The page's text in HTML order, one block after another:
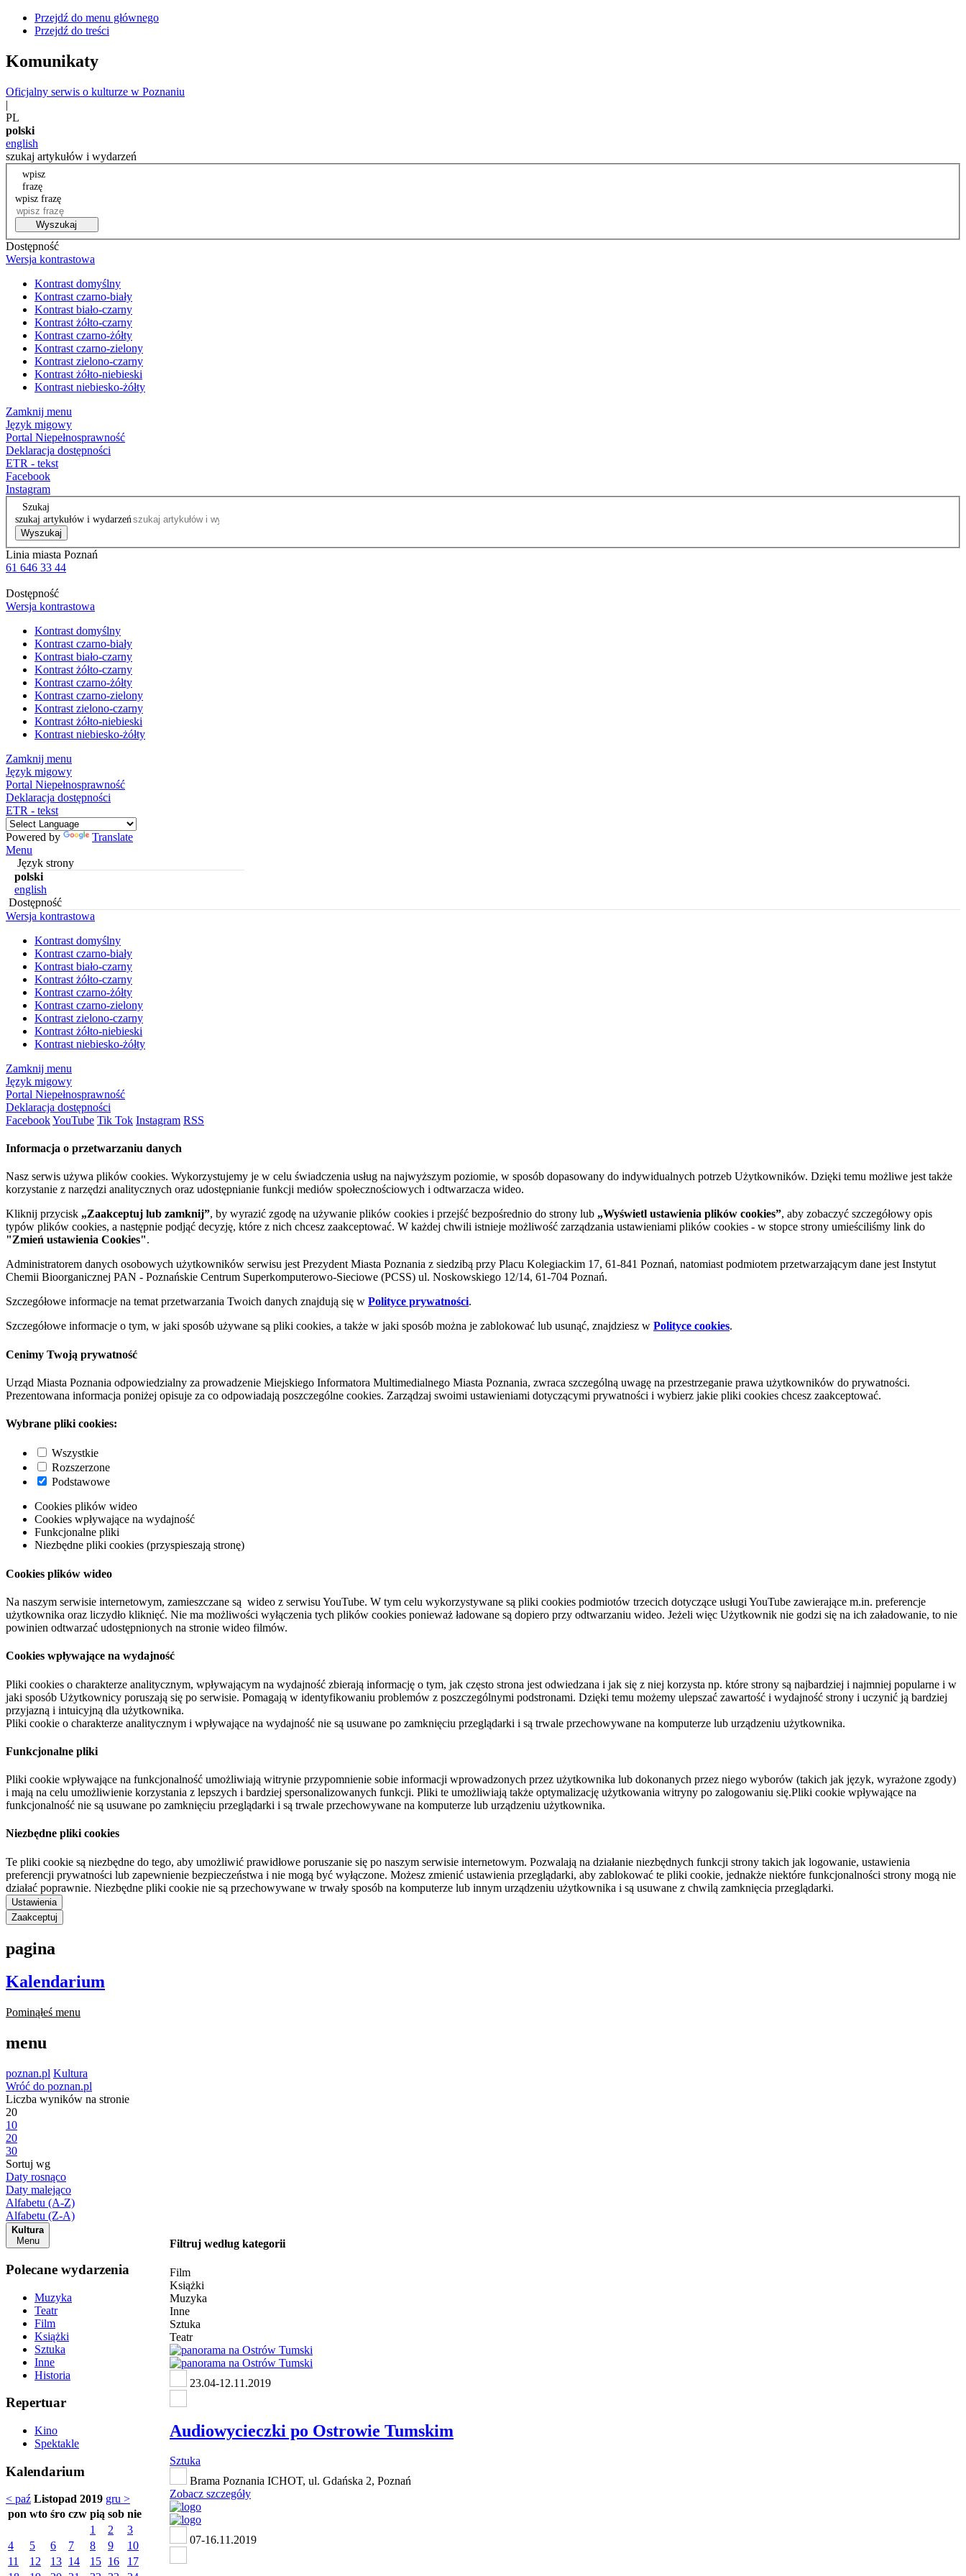
Przejdź do menu głównego
Przejdź do treści
Komunikaty
Oficjalny serwis o kulturze w Poznaniu
|
PL
polski
english
szukaj artykułów i wydarzeń
wpisz
frazę
wpisz frazę
Wyszukaj
Dostępność
Wersja kontrastowa
Kontrast domyślny
Kontrast czarno-biały
Kontrast biało-czarny
Kontrast żółto-czarny
Kontrast czarno-żółty
Kontrast czarno-zielony
Kontrast zielono-czarny
Kontrast żółto-niebieski
Kontrast niebiesko-żółty
Zamknij menu
Język migowy
Portal Niepełnosprawność
Deklaracja dostępności
ETR - tekst
Facebook
Instagram
Szukaj
szukaj artykułów i wydarzeń
Wyszukaj
Linia miasta Poznań
61 646 33 44
Dostępność
Wersja kontrastowa
Kontrast domyślny
Kontrast czarno-biały
Kontrast biało-czarny
Kontrast żółto-czarny
Kontrast czarno-żółty
Kontrast czarno-zielony
Kontrast zielono-czarny
Kontrast żółto-niebieski
Kontrast niebiesko-żółty
Zamknij menu
Język migowy
Portal Niepełnosprawność
Deklaracja dostępności
ETR - tekst
Powered by
Translate
Menu
Język strony
polski
english
Dostępność
Wersja kontrastowa
Kontrast domyślny
Kontrast czarno-biały
Kontrast biało-czarny
Kontrast żółto-czarny
Kontrast czarno-żółty
Kontrast czarno-zielony
Kontrast zielono-czarny
Kontrast żółto-niebieski
Kontrast niebiesko-żółty
Zamknij menu
Język migowy
Portal Niepełnosprawność
Deklaracja dostępności
FacebookYouTube Tik Tok Instagram RSS
Informacja o przetwarzaniu danych
Nasz serwis używa plików cookies. Wykorzystujemy je w celu świadczenia usług na najwyższym poziomie, w sposób dopasowany do indywidualnych potrzeb Użytkowników. Dzięki temu możliwe jest także
korzystanie z narzędzi analitycznych oraz udostępnianie funkcji mediów społecznościowych i odtwarzacza wideo.
Kliknij przycisk „Zaakceptuj lub zamknij”, by wyrazić zgodę na używanie plików cookies i przejść bezpośrednio do strony lub „Wyświetl ustawienia plików cookies”, aby zobaczyć szczegółowy opis
typów plików cookies, a następnie podjąć decyzję, które z nich chcesz zaakceptować. W każdej chwili istnieje możliwość zarządzania ustawieniami plików cookies - w stopce strony umieściliśmy link do
"Zmień ustawienia Cookies".
Administratorem danych osobowych użytkowników serwisu jest Prezydent Miasta Poznania z siedzibą przy Placu Kolegiackim 17, 61-841 Poznań, natomiast podmiotem przetwarzającym dane jest Instytut
Chemii Bioorganicznej PAN - Poznańskie Centrum Superkomputerowo-Sieciowe (PCSS) ul. Noskowskiego 12/14, 61-704 Poznań.
Szczegółowe informacje na temat przetwarzania Twoich danych znajdują się w Polityce prywatności.
Szczegółowe informacje o tym, w jaki sposób używane są pliki cookies, a także w jaki sposób można je zablokować lub usunąć, znajdziesz w Polityce cookies.
Cenimy Twoją prywatność
Urząd Miasta Poznania odpowiedzialny za prowadzenie Miejskiego Informatora Multimedialnego Miasta Poznania, zwraca szczególną uwagę na przestrzeganie prawa użytkowników do prywatności.
Prezentowana informacja poniżej opisuje za co odpowiadają poszczególne cookies. Zarządzaj swoimi ustawieniami dotyczącymi prywatności i wybierz jakie pliki cookies chcesz zaakceptować.
Wybrane pliki cookies:
Wszystkie
Rozszerzone
Podstawowe
Cookies plików wideo
Cookies wpływające na wydajność
Funkcjonalne pliki
Niezbędne pliki cookies (przyspieszają stronę)
Cookies plików wideo
Na naszym serwisie internetowym, zamieszczane są wideo z serwisu YouTube. W tym celu wykorzystywane są pliki cookies podmiotów trzecich dotyczące usługi YouTube zawierające m.in. preferencje
użytkownika oraz liczydło kliknięć. Nie ma możliwości wyłączenia tych plików cookies ponieważ ładowane są dopiero przy odtwarzaniu wideo. Jeżeli więc Użytkownik nie godzi się na ich załadowanie, to nie
powinien odtwarzać udostępnionych na stronie wideo filmów.
Cookies wpływające na wydajność
Pliki cookies o charakterze analitycznym, wpływającym na wydajność zbierają informację o tym, jak często strona jest odwiedzana i jak się z niej korzysta np. które strony są najbardziej i najmniej popularne i w
jaki sposób Użytkownicy poruszają się po serwisie. Pomagają w identyfikowaniu problemów z poszczególnymi podstronami. Dzięki temu możemy ulepszać zawartość i wydajność strony i uczynić ją bardziej
przyjazną i intuicyjną dla użytkownika.
Pliki cookie o charakterze analitycznym i wpływające na wydajność nie są usuwane po zamknięciu przeglądarki i są trwale przechowywane na komputerze lub urządzeniu użytkownika.
Funkcjonalne pliki
Pliki cookie wpływające na funkcjonalność umożliwiają witrynie przypomnienie sobie informacji wprowadzonych przez użytkownika lub dokonanych przez niego wyborów (takich jak język, wyrażone zgody)
i mają na celu umożliwienie korzystania z lepszych i bardziej spersonalizowanych funkcji. Pliki te umożliwiają także optymalizację użytkowania witryny po zalogowaniu się.Pliki cookie wpływające na
funkcjonalność nie są usuwane po zamknięciu przeglądarki i są trwale przechowywane na komputerze lub urządzeniu użytkownika.
Niezbędne pliki cookies
Te pliki cookie są niezbędne do tego, aby umożliwić prawidłowe poruszanie się po naszym serwisie internetowym. Pozwalają na działanie niezbędnych funkcji strony takich jak logowanie, ustawienia
preferencji prywatności lub zapewnienie bezpieczeństwa i nie mogą być wyłączone. Możesz zmienić ustawienia przeglądarki, aby zablokować te pliki cookie, jednakże niektóre funkcjonalności strony mogą nie
działać poprawnie. Niezbędne pliki cookie nie są przechowywane w trwały sposób na komputerze lub innym urządzeniu użytkownika i są usuwane z chwilą zamknięcia przeglądarki.
Ustawienia
Zaakceptuj
pagina
Kalendarium
Pominąłeś menu
menu
poznan.pl Kultura
Wróć do poznan.pl
Liczba wyników na stronie
20
10
20
30
Sortuj wg
Daty rosnąco
Daty malejąco
Alfabetu (A-Z)
Alfabetu (Z-A)
Kultura
Menu
Polecane wydarzenia
Muzyka
Teatr
Film
Książki
Sztuka
Inne
Historia
Repertuar
Kino
Spektakle
Kalendarium
< paź Listopad 2019 gru >
pon wto śro czw pią sob nie
1
2
3
4
5 6 7 8 9
10
11
12 13 14 15 16
17
Filtruj według kategorii
Film
Książki
Muzyka
Inne
Sztuka
Teatr
23.04-12.11.2019
Audiowycieczki po Ostrowie Tumskim
Sztuka
Brama Poznania ICHOT, ul. Gdańska 2, Poznań
Zobacz szczegóły
07-16.11.2019